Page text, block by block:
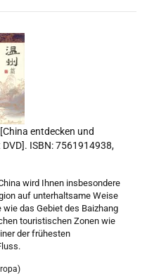
entdecken und
ISBN: 7561914938,
wird Ihnen insbesondere
auf unterhaltsame Weise
das Gebiet des Baizhang
touristischen Zonen wie
der frühesten